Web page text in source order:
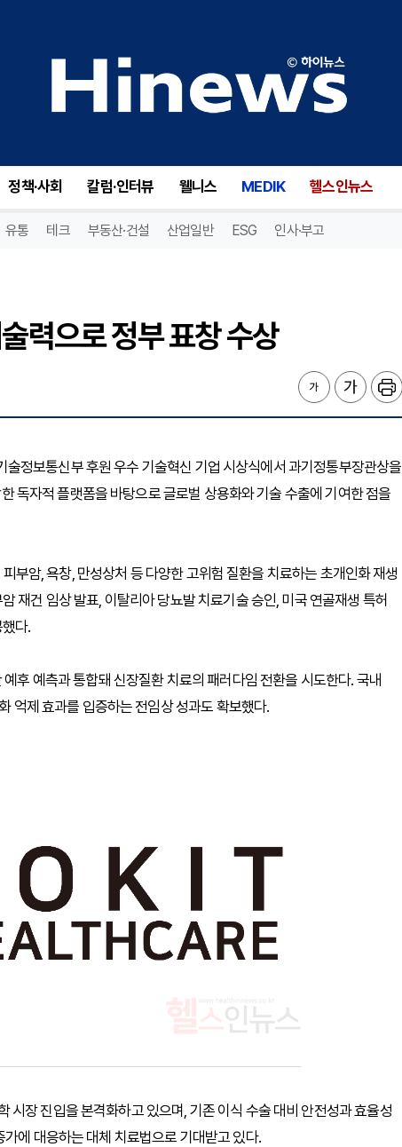
정책·사회 칼럼·인터뷰 웰니스 MEDIK 헬스인뉴스
유통 테크 부동산·건설 산업일반 ESG 인사·부고
력으로 정부 표창 수상
정보통신부 후원 우수 기술혁신 기업 시상식에서 과기정통부장관상을
독자적 플랫폼을 바탕으로 글로벌 상용화와 기술 수출에 기여한 점을
부암, 욕창, 만성상처 등 다양한 고위험 질환을 치료하는 초개인화 재생
재건 임상 발표, 이탈리아 당뇨발 치료기술 승인, 미국 연골재생 특허
다.
후 예측과 통합돼 신장질환 치료의 패러다임 전환을 시도한다. 국내
억제 효과를 입증하는 전임상 성과도 확보했다.
시장 진입을 본격화하고 있으며, 기존 이식 수술 대비 안전성과 효율성
에 대응하는 대체 치료법으로 기대받고 있다.